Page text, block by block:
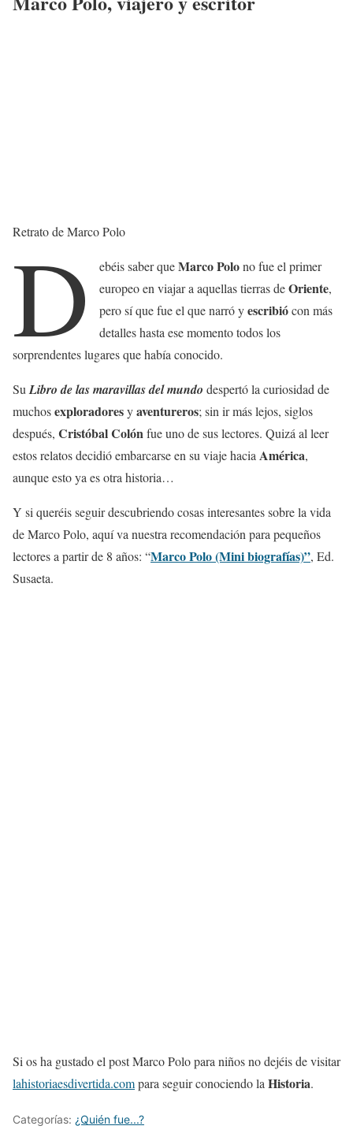
Retrato de Marco Polo
D ebéis saber queMarco Polono fue el primer
europeo en viajar a aquellas tierras deOriente,
pero sí que fue el que narró yescribiócon más
detalles hasta ese momento todos los
sorprendentes lugares que había conocido.
Su Libro de las maravillas del mundo despertó la curiosidad de
muchosexploradoresyaventureros; sin ir más lejos, siglos
después, Cristóbal Colónfue uno de sus lectores. Quizá al leer
estos relatos decidió embarcarse en su viaje hacia América,
aunque esto ya es otra historia…
Y si queréis seguir descubriendo cosas interesantes sobre la vida
de Marco Polo, aquí va nuestra recomendación para pequeños
lectores a partir de 8 años: “Marco Polo (Mini biografías)”, Ed.
Susaeta.
Si os ha gustado el post Marco Polo para niños no dejéis de visitar
lahistoriaesdivertida.compara seguir conociendo la Historia.
Categorías: ¿Quién fue...?